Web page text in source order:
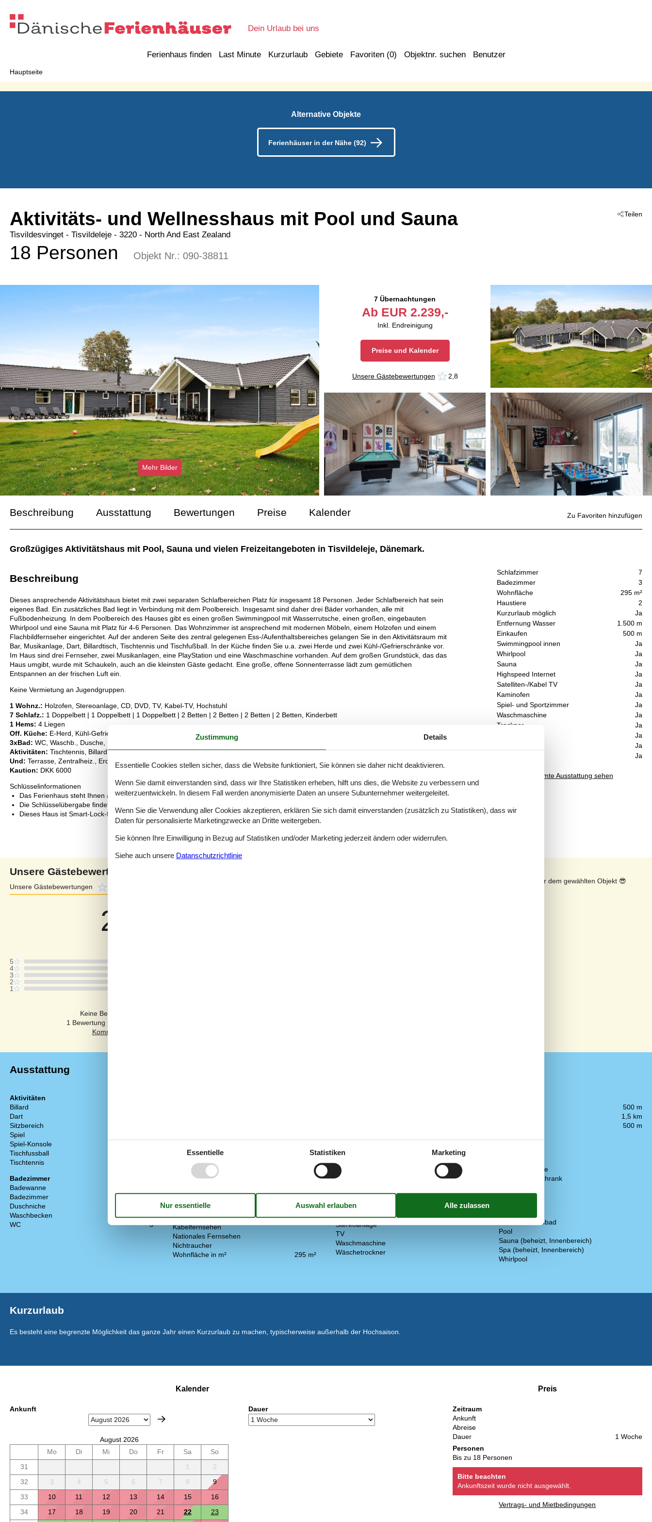
Dein Urlaub bei uns
Ferienhaus finden Last Minute Kurzurlaub Gebiete Favoriten (0) Objektnr. suchen Benutzer
Hauptseite
Alternative Objekte
Ferienhäuser in der Nähe (92)
Teilen
Aktivitäts- und Wellnesshaus mit Pool und Sauna
Tisvildesvinget - Tisvildeleje - 3220 - North And East Zealand
18 Personen Objekt Nr.: 090-38811
Mehr Bilder
7 Übernachtungen
Ab EUR 2.239,-
Inkl. Endreinigung
Preise und Kalender
Unsere Gästebewertungen 2,8
Beschreibung Ausstattung Bewertungen Preise Kalender
Großzügiges Aktivitätshaus mit Pool, Sauna und vielen Freizeitangeboten in Tisvildeleje, Dänemark.
Schlafzimmer
7
Badezimmer
3
Wohnfläche
295 m²
Haustiere
2
Kurzurlaub möglich
Ja
Entfernung Wasser
1.500 m
Einkaufen
500 m
Swimmingpool innen
Ja
Whirlpool
Ja
Sauna
Ja
Highspeed Internet
Ja
Satelliten-/Kabel TV
Ja
Kaminofen
Ja
Spiel- und Sportzimmer
Ja
Waschmaschine
Ja
Trockner
Ja
Ja
Ja
Ja
Gesamte Ausstattung sehen
Zu Favoriten hinzufügen
Beschreibung
Dieses ansprechende Aktivitätshaus bietet mit zwei separaten Schlafbereichen Platz für insgesamt 18 Personen. Jeder Schlafbereich hat sein
eigenes Bad. Ein zusätzliches Bad liegt in Verbindung mit dem Poolbereich. Insgesamt sind daher drei Bäder vorhanden, alle mit
Fußbodenheizung. In dem Poolbereich des Hauses gibt es einen großen Swimmingpool mit Wasserrutsche, einen großen, eingebauten
Whirlpool und eine Sauna mit Platz für 4-6 Personen. Das Wohnzimmer ist ansprechend mit modernen Möbeln, einem Holzofen und einem
Flachbildfernseher eingerichtet. Auf der anderen Seite des zentral gelegenen Ess-/Aufenthaltsbereiches gelangen Sie in den Aktivitätsraum mit
Bar, Musikanlage, Dart, Billardtisch, Tischtennis und Tischfußball. In der Küche finden Sie u.a. zwei Herde und zwei Kühl-/Gefrierschränke vor.
Im Haus sind drei Fernseher, zwei Musikanlagen, eine PlayStation und eine Waschmaschine vorhanden. Auf dem großen Grundstück, das das
Haus umgibt, wurde mit Schaukeln, auch an die kleinsten Gäste gedacht. Eine große, offene Sonnenterrasse lädt zum gemütlichen
Entspannen an der frischen Luft ein.
Keine Vermietung an Jugendgruppen.
1 Wohnz.: Holzofen, Stereoanlage, CD, DVD, TV, Kabel-TV, Hochstuhl
7 Schlafz.: 1 Doppelbett | 1 Doppelbett | 1 Doppelbett | 2 Betten | 2 Betten | 2 Betten | 2 Betten, Kinderbett
1 Hems: 4 Liegen
Off. Küche: E-Herd, Kühl-Gefrier-Kombi, Mikrow., Abzugsh., Kaffeem., Spülm., Waschm, Trockner
3xBad: WC, Waschb., Dusche, Fußbodenheiz.
Aktivitäten: Tischtennis, Billard, Tischfußball, Dart, Spielkonsole
Und: Terrasse, Zentralheiz., Erdwärme, Spielgeräte, Naturgrundst. 2000 m2 , moderne Möblierung, Ferienhausgebiet, Nichtraucherhaus
Kaution: DKK 6000
Schlüsselinformationen
Das Ferienhaus steht Ihnen am Anreisetag ab 16:00 Uhr zur Verfügung.
Die Schlüsselübergabe findet am Haus statt.
Dieses Haus ist Smart-Lock-fähig
Unsere Gästebewertungen
Unsere Gästebewertungen
2,8
5
4
3
2
1
Keine Bewertungen haben Kommentare auf Deutsch
1 Bewertung hat einen Kommentar in einer anderen Sprache.
Sonnenstand über dem gewählten Objekt 😎
Ausstattung
Aktivitäten
Billard
Dart
Sitzbereich
Spiel
Spiel-Konsole
Tischfussball
Tischtennis
Badezimmer
Badewanne
Badezimmer
3
Duschniche
Waschbecken
3
WC
3
Deutsche Kanäle
Energiehaus
Geothermische Heizung
Geschlossene Terrasse
Hochstuhl
Internet
Kabelfernsehen
Nationales Fernsehen
Nichtraucher
Wohnfläche in m²
295 m²
Deutsche TV-Kanäle
DVD-player
Kabelfernsehen
Kamin / Holzofen
Parabol
Sauna
Spielgeräte
Stereoanlage
TV
Waschmaschine
Wäschetrockner
500 m
1,5 km
500 m
Küche
Kaffeemaschine
Kühl-/Gefrierschrank
Spülmaschine
Innenschwimmbad
Pool
Sauna (beheizt, Innenbereich)
Spa (beheizt, Innenbereich)
Whirlpool
Kurzurlaub
Es besteht eine begrenzte Möglichkeit das ganze Jahr einen Kurzurlaub zu machen, typischerweise außerhalb der Hochsaison.
Kalender
Ankunft
August 2026
Mo
Di Mi Do Fr Sa
So
31
1
2
32
3 4 5 6 7 8
9
33
10 11 12 13 14 15
16
34
17 18 19 20 21 22
23
Dauer
Preis
Zeitraum
Ankunft
Abreise
Dauer
1 Woche
Personen
Bis zu 18 Personen
Bitte beachten
Ankunftszeit wurde nicht ausgewählt.
Vertrags- und Mietbedingungen
Zustimmung Details
Essentielle Cookies stellen sicher, dass die Website funktioniert, Sie können sie daher nicht deaktivieren.
Wenn Sie damit einverstanden sind, dass wir Ihre Statistiken erheben, hilft uns dies, die Website zu verbessern und
weiterzuentwickeln. In diesem Fall werden anonymisierte Daten an unsere Subunternehmer weitergeleitet.
Wenn Sie die Verwendung aller Cookies akzeptieren, erklären Sie sich damit einverstanden (zusätzlich zu Statistiken), dass wir
Daten für personalisierte Marketingzwecke an Dritte weitergeben.
Sie können Ihre Einwilligung in Bezug auf Statistiken und/oder Marketing jederzeit ändern oder widerrufen.
Siehe auch unsere Datanschutzrichtlinie
Essentielle Statistiken Marketing